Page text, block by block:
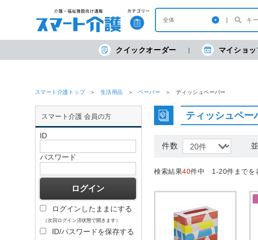
クイックオーダー マイショッ
スマート介護トップ 生活用品 ペーパー ティッシュペーパー
スマート介護 会員の方
ID
パスワード
ログインしたままにする
（次回ログイン済状態で開きます）
ID/パスワードを保存する
ティッシュペー
件数
検索結果40件中 1-20件までを